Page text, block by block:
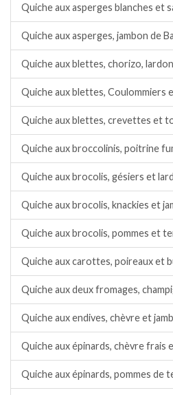
Quiche aux asperges blanches et
Quiche aux asperges, jambon de
Quiche aux blettes, chorizo,
Quiche aux blettes, Coulommiers
Quiche aux blettes, crevettes et
Quiche aux broccolinis, poitrine
Quiche aux brocolis, gésiers et
Quiche aux brocolis, knackies et
Quiche aux brocolis, pommes et
Quiche aux carottes, poireaux et
Quiche aux deux fromages,
Quiche aux endives, chèvre et
Quiche aux épinards, chèvre frais
Quiche aux épinards, pommes de